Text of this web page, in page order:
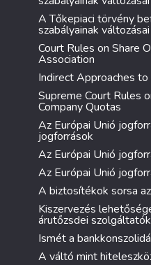
A Tőkepiaci törvény
szabályainak változásai
Court Rules on Share
Association
Indirect Approaches
Supreme Court Rules
Company Quotas
Az Európai Unió
jogforrások
Az Európai Unió
Az Európai Unió
A biztosítékok sorsa
Kiszervezés
árutőzsdei
Ismét a
A váltó mint